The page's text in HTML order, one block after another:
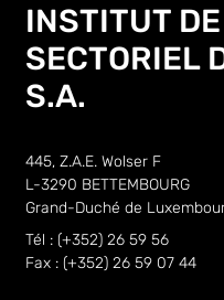
INSTITUT
SECTORIEL
S.A.
445, Z.A.E. Wolser F
L-3290 BETTEMBOURG
Grand-Duché de
Tél : (+352) 26 59 56
Fax : (+352) 26 59 07 44